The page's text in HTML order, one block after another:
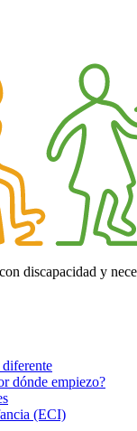
discapacidad y
dónde empiezo?
(ECI)